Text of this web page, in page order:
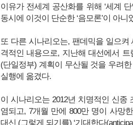
이유가 전세계 공산화를 위해 ‘세계
동시에 이것이 단순한 ‘음모론’이 아니
또 다른 시나리오는, 팬데믹을 일으
격적인 내용으로, 지난해 대선에서
(단일정부) 계획이 무산될 것을 우려
실행에 옮겼다.
이 시나리오는 2012년 치명적인 신종
염되고, 7개월 만에 800만 명이 사망
대신 (그렇게 되기를) ‘기대한다